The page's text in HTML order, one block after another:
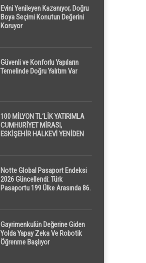
Evini Yenileyen Kazanıyor, Doğru
Boya Seçimi Konutun Değerini
Koruyor
Güvenli ve Konforlu Yapıların
Temelinde Doğru Yalıtım Var
100 MİLYON TL’LİK YATIRIMLA
CUMHURİYET MİRASI,
ESKİŞEHİR HALKEVİ YENİDEN
Notte Global Pasaport Endeksi
2026 Güncellendi: Türk
Pasaportu 199 Ülke Arasında 86.
Gayrimenkulün Değerine Giden
Yolda Yapay Zeka Ve Robotik
Öğrenme Başlıyor